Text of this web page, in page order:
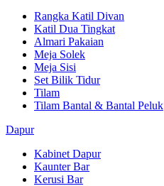
Rangka Katil Divan
Katil Dua Tingkat
Almari Pakaian
Meja Solek
Meja Sisi
Set Bilik Tidur
Tilam
Tilam Bantal & Bantal Peluk
Dapur
Kabinet Dapur
Kaunter Bar
Kerusi Bar